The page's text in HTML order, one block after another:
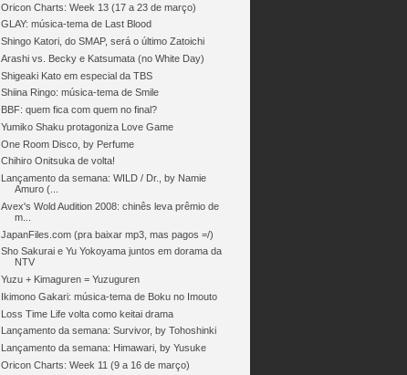
Oricon Charts: Week 13 (17 a 23 de março)
GLAY: música-tema de Last Blood
Shingo Katori, do SMAP, será o último Zatoichi
Arashi vs. Becky e Katsumata (no White Day)
Shigeaki Kato em especial da TBS
Shiina Ringo: música-tema de Smile
BBF: quem fica com quem no final?
Yumiko Shaku protagoniza Love Game
One Room Disco, by Perfume
Chihiro Onitsuka de volta!
Lançamento da semana: WILD / Dr., by Namie
Amuro (...
Avex's Wold Audition 2008: chinês leva prêmio de
m...
JapanFiles.com (pra baixar mp3, mas pagos =/)
Sho Sakurai e Yu Yokoyama juntos em dorama da
NTV
Yuzu + Kimaguren = Yuzuguren
Ikimono Gakari: música-tema de Boku no Imouto
Loss Time Life volta como keitai drama
Lançamento da semana: Survivor, by Tohoshinki
Lançamento da semana: Himawari, by Yusuke
Oricon Charts: Week 11 (9 a 16 de março)